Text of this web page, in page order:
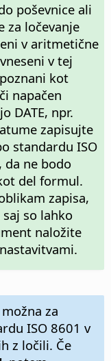
poševnice ali
za ločevanje
v aritmetične
v tej
kot
napačen
DATE, npr.
zapisujte
standardu ISO
da ne bodo
del formul.
zapisa,
so lahko
naložite
za
ISO 8601 v
z ločili. Če